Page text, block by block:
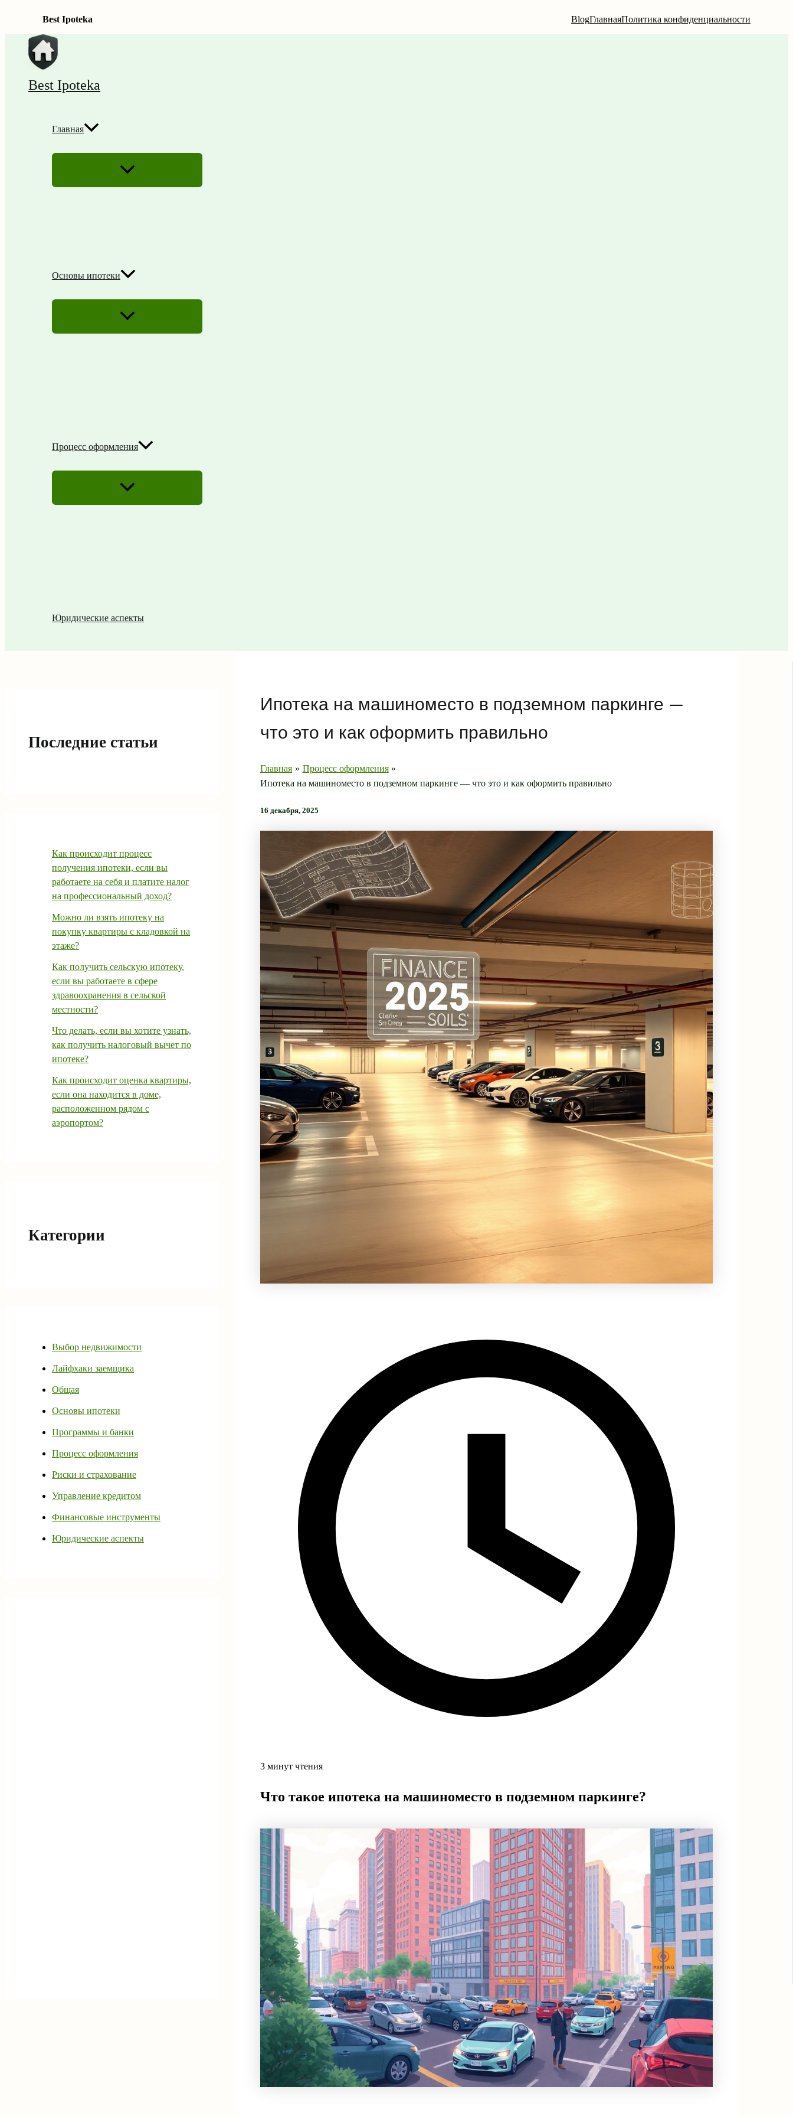
Best Ipoteka BlogГлавнаяПолитика конфиденциальности
Перейти
содержимому
Best Ipoteka
Главная
ПЕРЕКЛЮЧАТЕЛЬ
МЕНЮ
Основы ипотеки
ПЕРЕКЛЮЧАТЕЛЬ
МЕНЮ
Процесс оформления
ПЕРЕКЛЮЧАТЕЛЬ
Юридические аспекты
Последние статьи
Как происходит процесс
получения ипотеки, если вы
работаете на себя и платите налог
на профессиональный доход?
Можно ли взять ипотеку на
покупку квартиры с кладовкой на
этаже?
Как получить сельскую ипотеку,
если вы работаете в сфере
здравоохранения в сельской
местности?
Что делать, если вы хотите узнать,
как получить налоговый вычет по
ипотеке?
Как происходит оценка квартиры,
если она находится в доме,
расположенном рядом с
аэропортом?
Категории
Выбор недвижимости
Лайфхаки заемщика
Общая
Основы ипотеки
Программы и банки
Процесс оформления
Риски и страхование
Управление кредитом
Финансовые инструменты
Юридические аспекты
Ипотека на машиноместо в подземном паркинге —
что это и как оформить правильно
Главная
Процесс оформления
Ипотека на машиноместо в подземном паркинге — что это и как оформить правильно
16 декабря, 2025
3 минут чтения
Что такое ипотека на машиноместо в подземном паркинге?